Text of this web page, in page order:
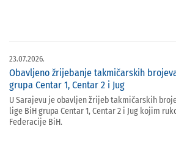
23.07.2026.
Obavljeno žrijebanje takmičarskih
grupa Centar 1, Centar 2 i Jug
U Sarajevu je obavljen žrijeb takmičarskih
lige BiH grupa Centar 1, Centar 2 i Jug kojim
Federacije BiH.